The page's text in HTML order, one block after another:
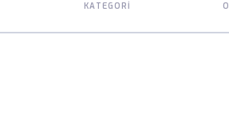
KATEGORI